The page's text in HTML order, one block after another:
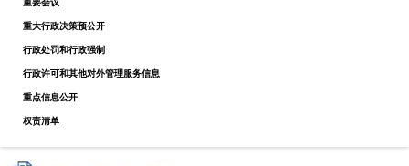
重要会议
重大行政决策预公开
行政处罚和行政强制
行政许可和其他对外管理服务信息
重点信息公开
权责清单